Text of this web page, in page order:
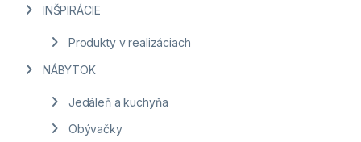
INŠPIRÁCIE
Produkty v realizáciach
NÁBYTOK
Jedáleň a kuchyňa
Obývačky